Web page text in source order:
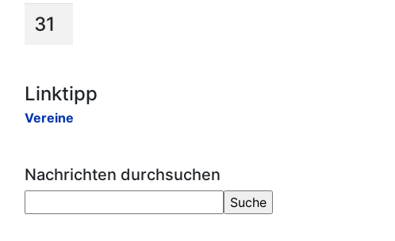
31
Linktipp
Vereine
Nachrichten durchsuchen